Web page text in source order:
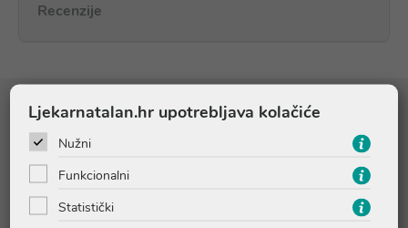
Recenzije
Sastojci
Vitamin A
800 µg RE (100%PU*)
Ljekarnatalan.hr upotrebljava kolačiće
Nužni
Funkcionalni
Statistički